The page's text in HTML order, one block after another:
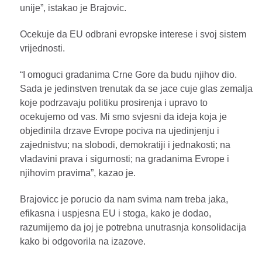
unije”, istakao je Brajovic.
Ocekuje da EU odbrani evropske interese i svoj sistem
vrijednosti.
“I omoguci gradanima Crne Gore da budu njihov dio.
Sada je jedinstven trenutak da se jace cuje glas zemalja
koje podrzavaju politiku prosirenja i upravo to
ocekujemo od vas. Mi smo svjesni da ideja koja je
objedinila drzave Evrope pociva na ujedinjenju i
zajednistvu; na slobodi, demokratiji i jednakosti; na
vladavini prava i sigurnosti; na gradanima Evrope i
njihovim pravima”, kazao je.
Brajovicc je porucio da nam svima nam treba jaka,
efikasna i uspjesna EU i stoga, kako je dodao,
razumijemo da joj je potrebna unutrasnja konsolidacija
kako bi odgovorila na izazove.